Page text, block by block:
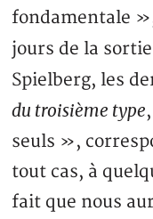
fondamentale
jours de la
Spielberg, les
du troisième type
seuls »,
tout cas, à
fait que nous